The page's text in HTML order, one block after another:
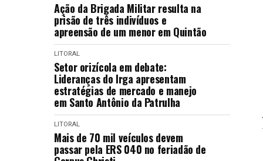
Ação da Brigada Militar resulta na
prisão de três indivíduos e
apreensão de um menor em Quintão
LITORAL
Setor orizícola em debate:
Lideranças do Irga apresentam
estratégias de mercado e manejo
em Santo Antônio da Patrulha
LITORAL
Mais de 70 mil veículos devem
passar pela ERS 040 no feriadão de